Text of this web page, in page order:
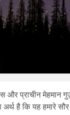
और प्राचीन मेहमान
है कि यह हमारे